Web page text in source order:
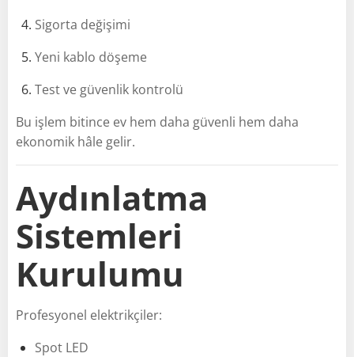
Sigorta değişimi
Yeni kablo döşeme
Test ve güvenlik kontrolü
Bu işlem bitince ev hem daha güvenli hem daha
ekonomik hâle gelir.
Aydınlatma
Sistemleri
Kurulumu
Profesyonel elektrikçiler:
Spot LED